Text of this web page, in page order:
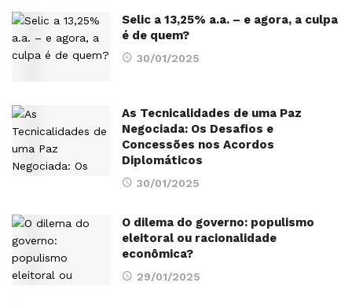
Selic a 13,25% a.a. – e agora, a culpa
é de quem?
30/01/2025
As Tecnicalidades de uma Paz
Negociada: Os Desafios e
Concessões nos Acordos
Diplomáticos
30/01/2025
O dilema do governo: populismo
eleitoral ou racionalidade
econômica?
29/01/2025